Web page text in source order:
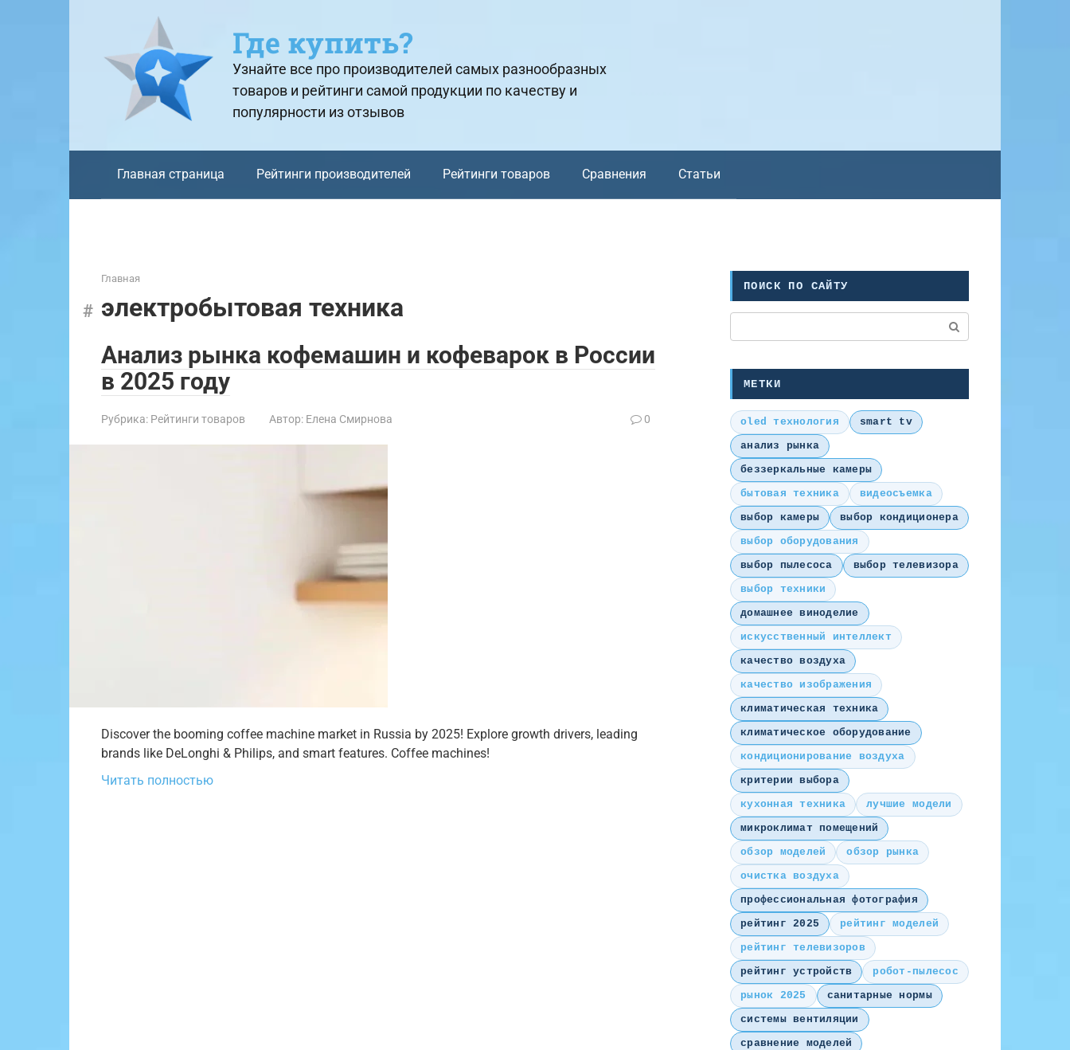
Где купить?
Узнайте все про производителей самых разнообразных
товаров и рейтинги самой продукции по качеству и
популярности из отзывов
Главная страница Рейтинги производителей Рейтинги товаров Сравнения Статьи
Главная
электробытовая техника
Анализ рынка кофемашин и кофеварок в России
в 2025 году
Рубрика: Рейтинги товаров Автор: Елена Смирнова 0
Discover the booming coffee machine market in Russia by 2025! Explore growth drivers, leading
brands like DeLonghi & Philips, and smart features. Coffee machines!
Читать полностью
ПОИСК ПО САЙТУ
МЕТКИ
oled технология
smart tv
анализ рынка
беззеркальные камеры
бытовая техника
видеосъемка
выбор камеры
выбор кондиционера
выбор оборудования
выбор пылесоса
выбор телевизора
выбор техники
домашнее виноделие
искусственный интеллект
качество воздуха
качество изображения
климатическая техника
климатическое оборудование
кондиционирование воздуха
критерии выбора
кухонная техника
лучшие модели
микроклимат помещений
обзор моделей
обзор рынка
очистка воздуха
профессиональная фотография
рейтинг 2025
рейтинг моделей
рейтинг телевизоров
рейтинг устройств
робот-пылесос
рынок 2025
санитарные нормы
системы вентиляции
сравнение моделей